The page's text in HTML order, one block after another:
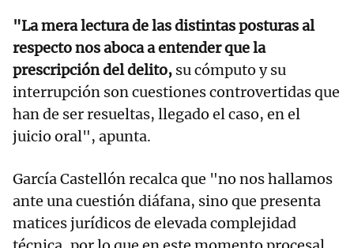
"La mera lectura de las distintas posturas al
respecto nos aboca a entender que la
prescripción del delito, su cómputo y su
interrupción son cuestiones controvertidas que
han de ser resueltas, llegado el caso, en el
juicio oral", apunta.
García Castellón recalca que "no nos hallamos
ante una cuestión diáfana, sino que presenta
matices jurídicos de elevada complejidad